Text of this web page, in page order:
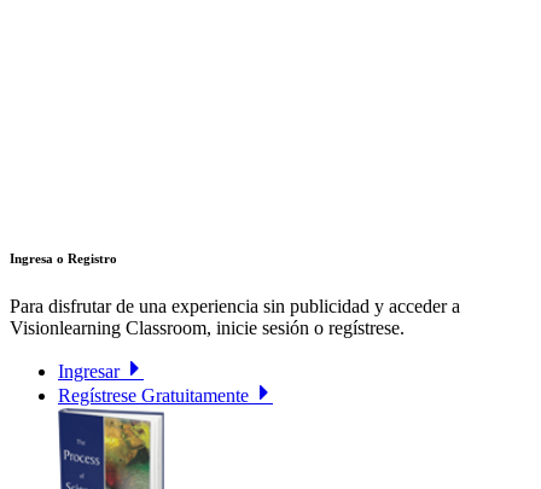
Ingresa o Registro
Para disfrutar de una experiencia sin publicidad y acceder a
Visionlearning Classroom, inicie sesión o regístrese.
Ingresar
Regístrese Gratuitamente